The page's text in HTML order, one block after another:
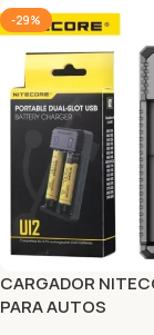
-29%
CARGADOR
PARA AUTOS